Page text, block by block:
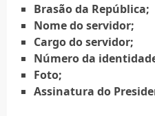
Brasão da República;
Nome do servidor;
Cargo do servidor;
Número da
Foto;
Assinatura do